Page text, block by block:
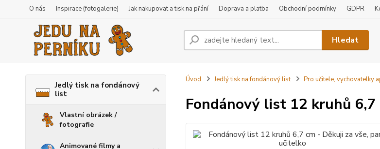
O nás Inspirace (fotogalerie) Jak nakupovat a tisk na přání Doprava a platba Obchodní podmínky GDPR
Hledat
Jedlý tisk na fondánový
list
Vlastní obrázek /
fotografie
Animované filmy a
Úvod Jedlý tisk na fondánový list Pro učitele, vychovatelky
Fondánový list 12 kruhů